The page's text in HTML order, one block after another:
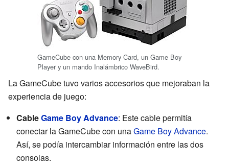
GameCube con una Memory Card, un Game Boy
Player y un mando Inalámbrico WaveBird.
La GameCube tuvo varios accesorios que mejoraban la
experiencia de juego:
CableGame Boy Advance: Este cable permitía
conectar la GameCube con unaGame Boy Advance.
Así, se podía intercambiar información entre las dos
consolas.